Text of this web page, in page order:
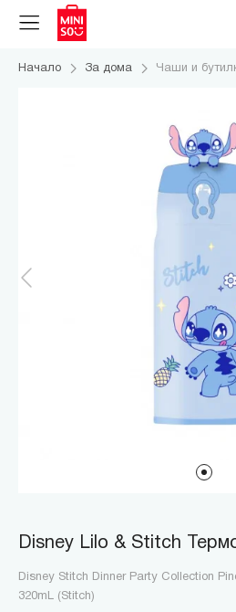
Начало За дома Чаши и
Disney Lilo & Stitch
Disney Stitch Dinner Party Collection
320mL (Stitch)